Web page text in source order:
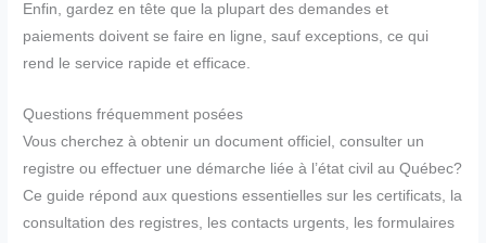
Enfin, gardez en tête que la plupart des demandes et
paiements doivent se faire en ligne, sauf exceptions, ce qui
rend le service rapide et efficace.
Questions fréquemment posées
Vous cherchez à obtenir un document officiel, consulter un
registre ou effectuer une démarche liée à l’état civil au Québec?
Ce guide répond aux questions essentielles sur les certificats, la
consultation des registres, les contacts urgents, les formulaires